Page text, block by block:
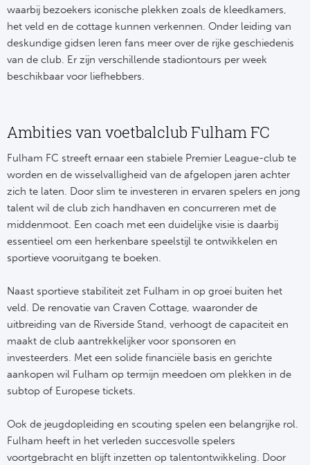
waarbij bezoekers iconische plekken zoals de kleedkamers,
het veld en de cottage kunnen verkennen. Onder leiding van
deskundige gidsen leren fans meer over de rijke geschiedenis
van de club. Er zijn verschillende stadiontours per week
beschikbaar voor liefhebbers.
Ambities van voetbalclub Fulham FC
Fulham FC streeft ernaar een stabiele Premier League-club te
worden en de wisselvalligheid van de afgelopen jaren achter
zich te laten. Door slim te investeren in ervaren spelers en jong
talent wil de club zich handhaven en concurreren met de
middenmoot. Een coach met een duidelijke visie is daarbij
essentieel om een herkenbare speelstijl te ontwikkelen en
sportieve vooruitgang te boeken.
Naast sportieve stabiliteit zet Fulham in op groei buiten het
veld. De renovatie van Craven Cottage, waaronder de
uitbreiding van de Riverside Stand, verhoogt de capaciteit en
maakt de club aantrekkelijker voor sponsoren en
investeerders. Met een solide financiële basis en gerichte
aankopen wil Fulham op termijn meedoen om plekken in de
subtop of Europese tickets.
Ook de jeugdopleiding en scouting spelen een belangrijke rol.
Fulham heeft in het verleden succesvolle spelers
voortgebracht en blijft inzetten op talentontwikkeling. Door